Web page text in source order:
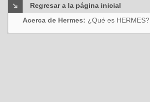
Regresar a la página inicial
Acerca de Hermes: ¿Qué es HERMES?